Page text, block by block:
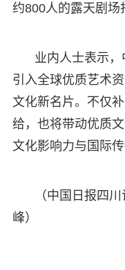
约800人的露天剧场
业内人士表示
引入全球优质艺术
文化新名片。不仅
给，也将带动优质
文化影响力与国际
（中国日报四
峰）